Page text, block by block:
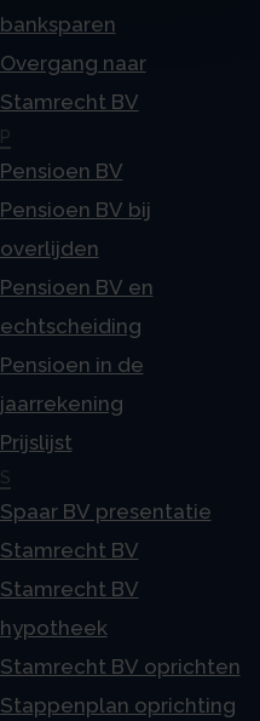
banksparen
Overgang naar
Stamrecht BV
P
Pensioen BV
Pensioen BV bij
overlijden
Pensioen BV en
echtscheiding
Pensioen in de
jaarrekening
Prijslijst
S
Spaar BV presentatie
Stamrecht BV
Stamrecht BV
hypotheek
Stamrecht BV oprichten
Stappenplan oprichting